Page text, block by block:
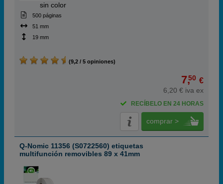
sin color
500 páginas
51 mm
19 mm
(9,2 / 5 opiniones)
7,50 €
6,20 € iva ex
RECÍBELO EN 24 HORAS
comprar >
Q-Nomic 11356 (S0722560) etiquetas
multifunción removibles 89 x 41mm